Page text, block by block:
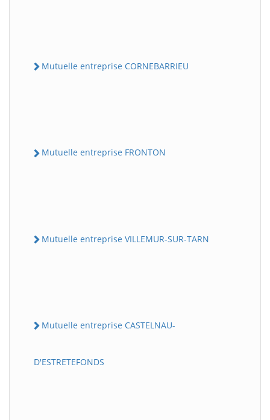
Mutuelle entreprise CORNEBARRIEU
Mutuelle entreprise FRONTON
Mutuelle entreprise VILLEMUR-SUR-TARN
Mutuelle entreprise CASTELNAU-
D'ESTRETEFONDS